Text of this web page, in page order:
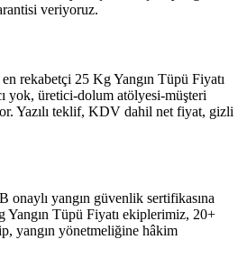
veriyoruz.
rekabetçi 25 Kg Yangın Tüpü Fiyatı
yok, üretici-dolum atölyesi-müşteri
Yazılı teklif, KDV dahil net fiyat, gizli
yangın güvenlik sertifikasına
Tüpü Fiyatı ekiplerimiz, 20+
yangın yönetmeliğine hâkim